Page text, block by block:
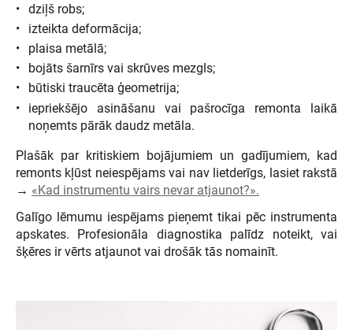
dziļš robs;
izteikta deformācija;
plaisa metālā;
bojāts šarnīrs vai skrūves mezgls;
būtiski traucēta ģeometrija;
iepriekšējo asināšanu vai pašrocīga remonta laikā
noņemts pārāk daudz metāla.
Plašāk par kritiskiem bojājumiem un gadījumiem, kad
remonts kļūst neiespējams vai nav lietderīgs, lasiet rakstā
→ «Kad instrumentu vairs nevar atjaunot?».
Galīgo lēmumu iespējams pieņemt tikai pēc instrumenta
apskates. Profesionāla diagnostika palīdz noteikt, vai
šķēres ir vērts atjaunot vai drošāk tās nomainīt.